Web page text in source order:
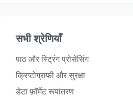
सभी श्रेणियाँ
पाठ और स्ट्रिंग प्रोसेसिंग
क्रिप्टोग्राफी और सुरक्षा
डेटा फ़ॉर्मेट रूपांतरण